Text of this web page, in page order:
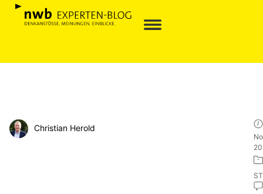
Christian Herold